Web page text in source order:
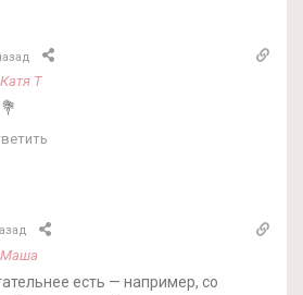
Катя Т
Маша
есть — например, со